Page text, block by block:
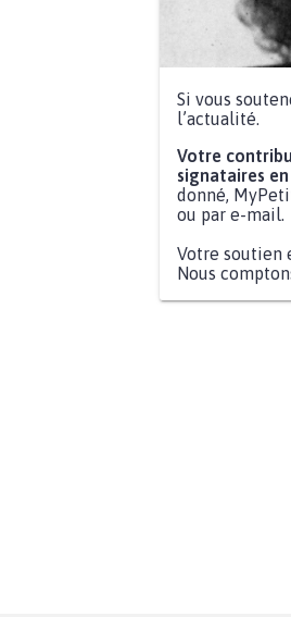
Si vous
l’actualité.
Votre
signataires
donné,
ou par e-mail.
Votre soutien
Nous